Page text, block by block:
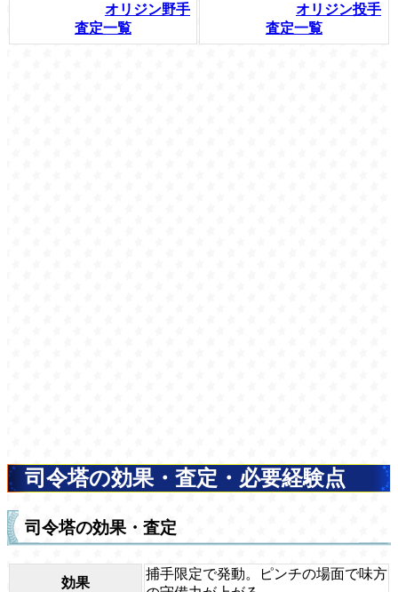
オリジン野手
査定一覧
オリジン投手
査定一覧
司令塔の効果・査定・必要経験点
司令塔の効果・査定
効果
捕手限定で発動。ピンチの場面で味方